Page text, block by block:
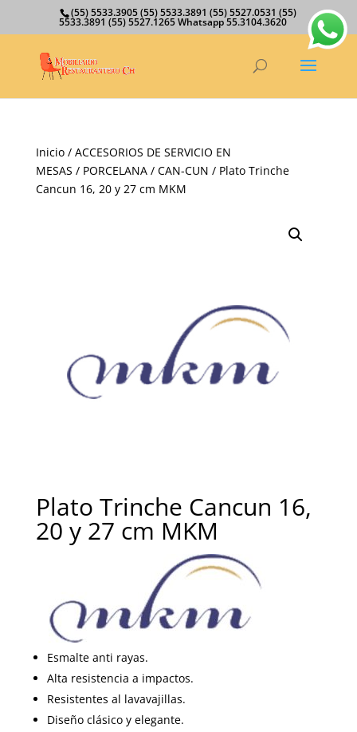
(55) 5533.3905 (55) 5533.3891 (55) 5527.0531 (55)
5533.3891 (55) 5527.1265 Whatsapp 55.3104.3620
Inicio/ ACCESORIOS DE SERVICIO EN
MESAS / PORCELANA/ CAN-CUN / Plato Trinche
Cancun 16, 20 y 27 cm MKM
Plato Trinche Cancun 16,
20 y 27 cm MKM
Esmalte anti rayas.
Alta resistencia a impactos.
Resistentes al lavavajillas.
Diseño clásico y elegante.